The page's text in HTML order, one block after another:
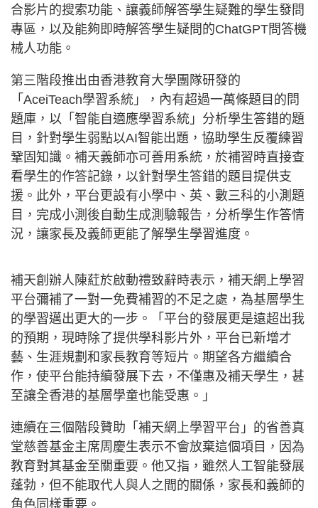
合影片的搜索功能、讓義師解答學生疑難的學生發問
專區，以及能夠即時解答學生疑問的ChatGPT問答機
械人功能。
第三階段推出由香港教育大學團隊研發的
「AceiTeach學習系統」，內有超過一萬條題目的問
題庫，以「智能自適應學習系統」分析學生答錯的題
目，針對學生弱點以AI智能出題，協助學生反覆練習
鞏固知識。補天義師亦可善用系統，於補習時直接查
看學生的作答記錄，以針對學生答錯的題目提供支
援。此外，平台更設有小學中、英、數三科的小測題
目，完成小測後自動生成測驗報告，分析學生作答情
況，讓家長及義師更能了解學生學習進度。
補天創辦人陳葒於啟動禮致辭時表示，補天網上學習
平台彌補了一對一免費補習的不足之處，為基層學生
的學習邁出更大的一步。「平台的發展更是遠超出我
的預期，現時除了提供學科影片外，平台已新增才
藝、生涯規劃和家長教育等短片。期望各方繼續合
作，使平台能持續發展下去，不僅惠及補天學生，甚
至讓全香港的基層學童也能受惠。」
連續在三個階段贊助「補天網上學習平台」的省善真
堂慈善基金主席周慶生表示不會放棄這個項目，因為
教育對其基金至關重要。他又指，雖然人工智能發展
蓬勃，但不能取代人與人之間的關係，家長和義師的
角色同樣重要。